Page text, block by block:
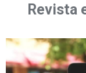
Revista